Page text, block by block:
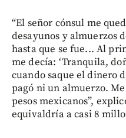
“El señor cónsul me
desayunos y almuerzos
hasta que se fue... Al
me decía: ‘Tranquila,
cuando saque el dinero
pagó ni un almuerzo.
pesos mexicanos”,
equivaldría a casi 8